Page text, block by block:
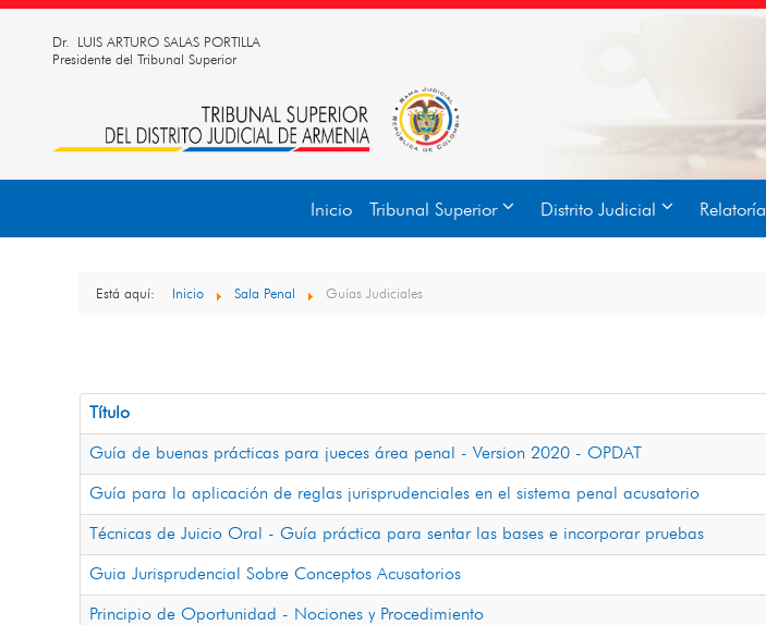
Dr. LUIS ARTURO SALAS PORTILLA
Presidente del Tribunal Superior
Inicio Tribunal Superior Distrito Judicial Relatoría
Está aquí: Inicio Sala Penal Guías Judiciales
Título
Guía de buenas prácticas para jueces área penal - Version 2020 - OPDAT
Guía para la aplicación de reglas jurisprudenciales en el sistema penal acusatorio
Técnicas de Juicio Oral - Guía práctica para sentar las bases e incorporar pruebas
Guia Jurisprudencial Sobre Conceptos Acusatorios
Principio de Oportunidad - Nociones y Procedimiento